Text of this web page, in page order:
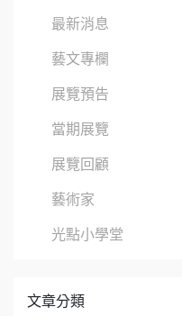
最新消息
藝文專欄
展覽預告
當期展覽
展覽回顧
藝術家
光點小學堂
文章分類